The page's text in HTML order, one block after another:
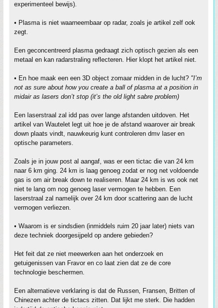
experimenteel bewijs).
• Plasma is niet waarneembaar op radar, zoals je artikel zelf ook
zegt.
Een geconcentreerd plasma gedraagt zich optisch gezien als een
metaal en kan radarstraling reflecteren. Hier klopt het artikel niet.
• En hoe maak een een 3D object zomaar midden in de lucht? "I’m
not as sure about how you create a ball of plasma at a position in
midair as lasers don’t stop (it’s the old light sabre problem)
Een laserstraal zal idd pas over lange afstanden uitdoven. Het
artikel van Wautelet legt uit hoe je de afstand waarover air break
down plaats vindt, nauwkeurig kunt controleren dmv laser en
optische parameters.
Zoals je in jouw post al aangaf, was er een tictac die van 24 km
naar 6 km ging. 24 km is laag genoeg zodat er nog net voldoende
gas is om air break down te realiseren. Maar 24 km is ws ook net
niet te lang om nog genoeg laser vermogen te hebben. Een
laserstraal zal namelijk over 24 km door scattering aan de lucht
vermogen verliezen.
• Waarom is er sindsdien (inmiddels ruim 20 jaar later) niets van
deze techniek doorgesijpeld op andere gebieden?
Het feit dat ze niet meewerken aan het onderzoek en
getuigenissen van Fravor en co laat zien dat ze de core
technologie beschermen.
Een alternatieve verklaring is dat de Russen, Fransen, Britten of
Chinezen achter de tictacs zitten. Dat lijkt me sterk. Die hadden